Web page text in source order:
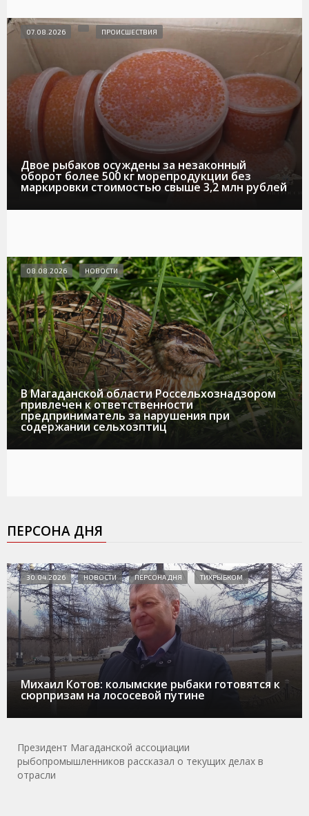
Двое рыбаков осуждены за незаконный
оборот более 500 кг морепродукции без
маркировки стоимостью свыше 3,2 млн рублей
07.08.2026 ПРОИСШЕСТВИЯ
В Магаданской области Россельхознадзором
привлечен к ответственности
предприниматель за нарушения при
содержании сельхозптиц
08.08.2026 НОВОСТИ
ПЕРСОНА ДНЯ
Михаил Котов: колымские рыбаки готовятся к
сюрпризам на лососевой путине
30.04.2026 НОВОСТИ ПЕРСОНА ДНЯ ТИХРЫБКОМ
Президент Магаданской ассоциации
рыбопромышленников рассказал о текущих делах в
отрасли